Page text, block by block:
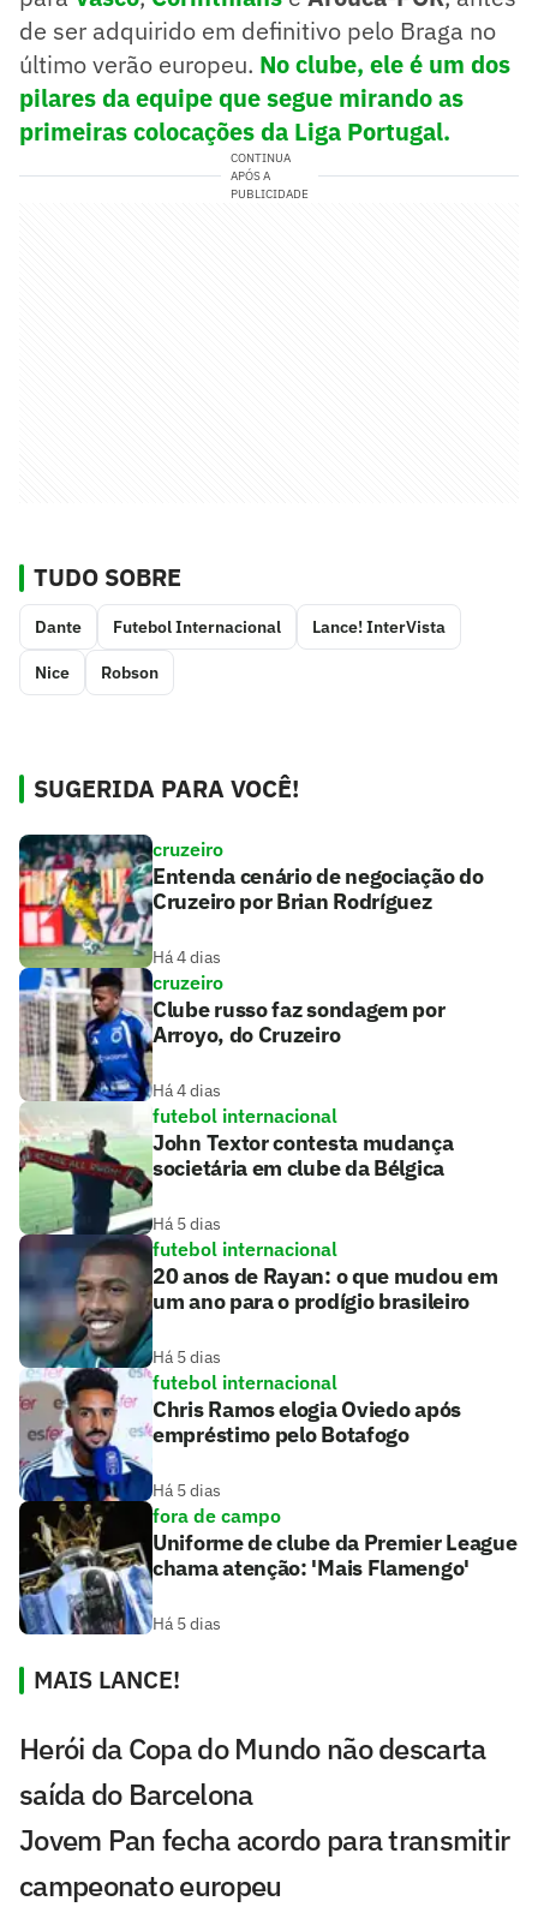
de ser adquirido em definitivo pelo Braga no
último verão europeu. No clube, ele é um dos
pilares da equipe que segue mirando as
primeiras colocações da Liga Portugal.
CONTINUA
APÓS A
PUBLICIDADE
TUDO SOBRE
Dante Futebol Internacional Lance! InterVista
Nice Robson
SUGERIDA PARA VOCÊ!
cruzeiro
Entenda cenário de negociação do
Cruzeiro por Brian Rodríguez
Há 4 dias
cruzeiro
Clube russo faz sondagem por
Arroyo, do Cruzeiro
Há 4 dias
futebol internacional
John Textor contesta mudança
societária em clube da Bélgica
Há 5 dias
futebol internacional
20 anos de Rayan: o que mudou em
um ano para o prodígio brasileiro
Há 5 dias
futebol internacional
Chris Ramos elogia Oviedo após
empréstimo pelo Botafogo
Há 5 dias
fora de campo
Uniforme de clube da Premier League
chama atenção: 'Mais Flamengo'
Há 5 dias
MAIS LANCE!
Herói da Copa do Mundo não descarta
saída do Barcelona
Jovem Pan fecha acordo para transmitir
campeonato europeu